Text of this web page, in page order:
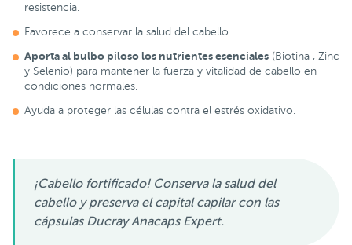
resistencia.
Favorece a conservar la salud del cabello.
Aporta al bulbo piloso los nutrientes esenciales (Biotina , Zinc
y Selenio) para mantener la fuerza y vitalidad de cabello en
condiciones normales.
Ayuda a proteger las células contra el estrés oxidativo.
¡Cabello fortificado! Conserva la salud del
cabello y preserva el capital capilar con las
cápsulas Ducray Anacaps Expert.